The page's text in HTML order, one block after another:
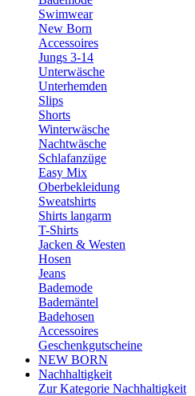
Swimwear
New Born
Accessoires
Jungs 3-14
Unterwäsche
Unterhemden
Slips
Shorts
Winterwäsche
Nachtwäsche
Schlafanzüge
Easy Mix
Oberbekleidung
Sweatshirts
Shirts langarm
T-Shirts
Jacken & Westen
Hosen
Jeans
Bademode
Bademäntel
Badehosen
Accessoires
Geschenkgutscheine
NEW BORN
Nachhaltigkeit
Zur Kategorie Nachhaltigkeit